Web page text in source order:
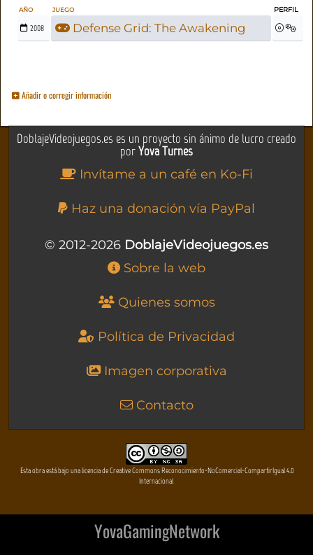
AÑO JUEGO PERFIL
2008 Defense Grid: The Awakening
Añadir o corregir información
DoblajeVideojuegos.es es un proyecto sin ánimo de lucro creado
porYova Turnes
Invítame a un café en Ko-Fi
Haz una donación vía PayPal
© 2012-2026 DoblajeVideojuegos.es
Sobre la web
Quienes somos
Política de Privacidad
Imagen corporativa
Contacto
Esta obra está bajo una licencia de Creative Commons Reconocimiento-NoComercial-CompartirIgual 4.0
Internacional
YovaGamingNetwork